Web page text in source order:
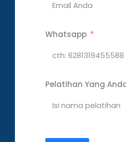
Whatsapp
Pelatihan Yang